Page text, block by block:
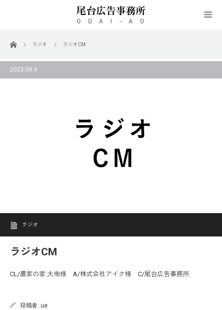
ホーム ラジオ ラジオCM
2023.09.4
ラジオ
ラジオCM
CL/農家の家 大地様 A/株式会社アイク様 C/尾台広告事務所
投稿者: ue